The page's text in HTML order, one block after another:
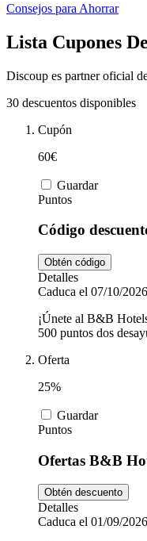
Consejos para Ahorrar
Lista Cupones
Discoup es partner oficial
30 descuentos disponibles
Cupón
60€
Guardar
Puntos
Código
Obtén código
Detalles
Caduca el 07/10/2026
¡Únete al B&B
500 puntos dos
Oferta
25%
Guardar
Puntos
Ofertas B&B
Obtén descuento
Detalles
Caduca el 01/09/2026